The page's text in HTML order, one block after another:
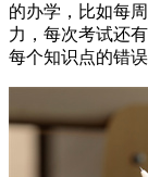
的办学，比如每
力，每次考试还
每个知识点的错